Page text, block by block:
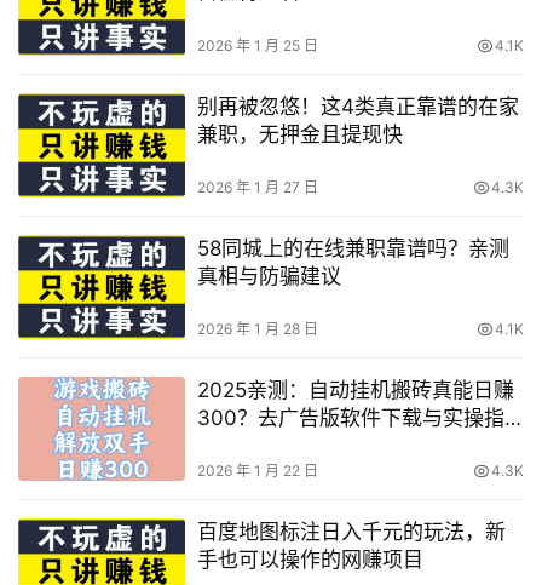
2026 年 1 月 25 日 4.1K
别再被忽悠！这4类真正靠谱的在家
兼职，无押金且提现快
2026 年 1 月 27 日 4.3K
58同城上的在线兼职靠谱吗？亲测
真相与防骗建议
2026 年 1 月 28 日 4.1K
2025亲测：自动挂机搬砖真能日赚
300？去广告版软件下载与实操指
2026 年 1 月 22 日 4.3K
百度地图标注日入千元的玩法，新
手也可以操作的网赚项目